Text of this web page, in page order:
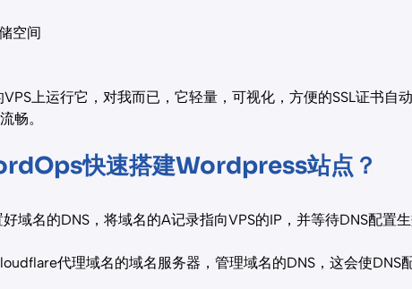
空间
VPS上运行它，对我而已，它轻量，可视化，方便的SSL证书自
畅。
快速搭建Wordpress站点？
域名的DNS，将域名的A记录指向VPS的IP，并等待DNS配置
代理域名的域名服务器，管理域名的DNS，这会使DNS